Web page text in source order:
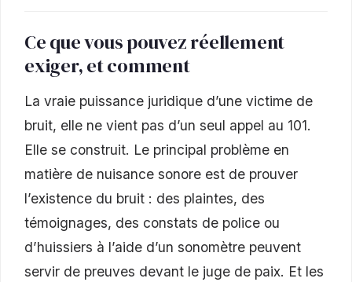
Ce que vous pouvez réellement
exiger, et comment
La vraie puissance juridique d’une victime de
bruit, elle ne vient pas d’un seul appel au 101.
Elle se construit. Le principal problème en
matière de nuisance sonore est de prouver
l’existence du bruit : des plaintes, des
témoignages, des constats de police ou
d’huissiers à l’aide d’un sonomètre peuvent
servir de preuves devant le juge de paix. Et les